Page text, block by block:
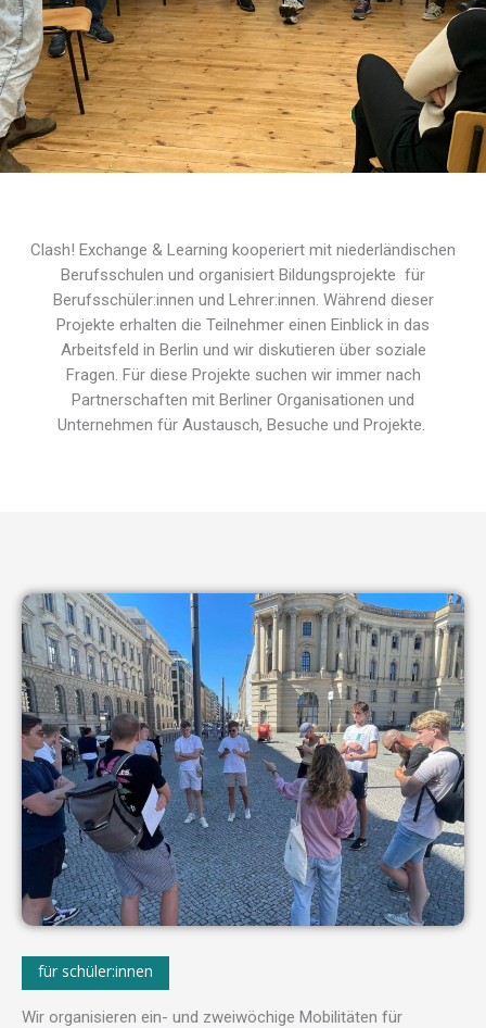
Clash! Exchange & Learning kooperiert mit niederländischen
Berufsschulen und organisiert Bildungsprojekte für
Berufsschüler:innen und Lehrer:innen. Während dieser
Projekte erhalten die Teilnehmer einen Einblick in das
Arbeitsfeld in Berlin und wir diskutieren über soziale
Fragen. Für diese Projekte suchen wir immer nach
Partnerschaften mit Berliner Organisationen und
Unternehmen für Austausch, Besuche und Projekte.
für schüler:innen
Wir organisieren ein- und zweiwöchige Mobilitäten für